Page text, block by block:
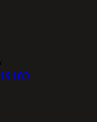
91 00.